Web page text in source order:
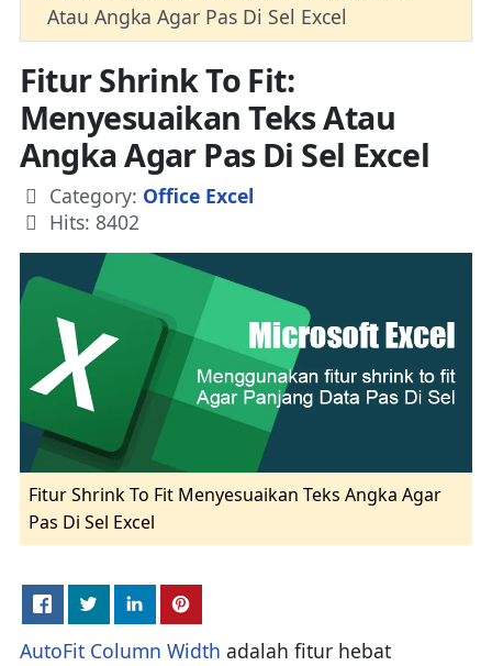
Atau Angka Agar Pas Di Sel Excel
Fitur Shrink To Fit:
Menyesuaikan Teks Atau
Angka Agar Pas Di Sel Excel
Details
Category: Office Excel
Hits: 8402
Fitur Shrink To Fit Menyesuaikan Teks Angka Agar
Pas Di Sel Excel
AutoFit Column Width adalah fitur hebat